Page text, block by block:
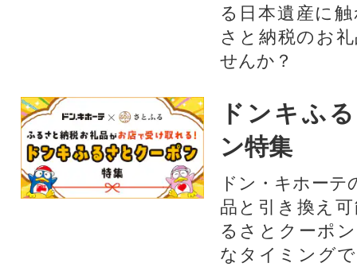
る日本遺産に
さと納税のお
せんか？​​​
ドンキふ
ン特集
ドン・キホーテ
品と引き換え
るさとクーポ
なタイミング